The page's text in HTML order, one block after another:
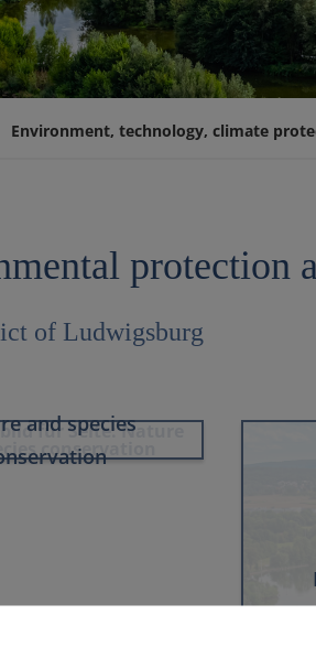
Environment, technology, climate
protection
of Ludwigsburg
and species